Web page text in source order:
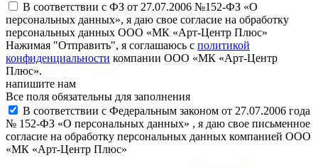
В соответствии с ФЗ от 27.07.2006 №152-ФЗ «О
персональных данных», я даю свое согласие на обработку
персональных данных ООО «МК «Арт-Центр Плюс»
Нажимая "Отправить", я соглашаюсь с политикой
конфиденциальности компании ООО «МК «Арт-Центр
Плюс».
напишите нам
Все поля обязательны для заполнения
В соответствии с Федеральным законом от 27.07.2006 года
№ 152-ФЗ «О персональных данных» , я даю свое письменное
согласие на обработку персональных данных компанией ООО
«МК «Арт-Центр Плюс»